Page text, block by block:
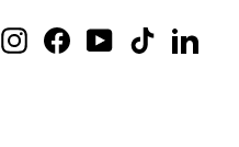
UNSERE
MAILINGLISTE
InstagramFacebookYouTubeTikTok